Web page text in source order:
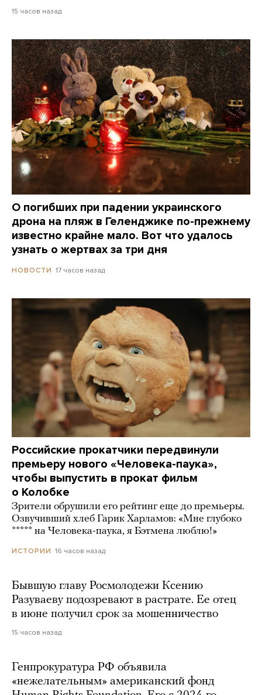
15 часов назад
О погибших при падении украинского
дрона на пляж в Геленджике по-прежнему
известно крайне мало. Вот что удалось
узнать о жертвах за три дня
НОВОСТИ 17 часов назад
Российские прокатчики передвинули
премьеру нового «Человека-паука»,
чтобы выпустить в прокат фильм
о Колобке
Зрители обрушили его рейтинг еще до премьеры.
Озвучивший хлеб Гарик Харламов: «Мне глубоко
***** на Человека-паука, я Бэтмена люблю!»
ИСТОРИИ 16 часов назад
Бывшую главу Росмолодежи Ксению
Разуваеву подозревают в растрате. Ее отец
в июне получил срок за мошенничество
15 часов назад
Генпрокуратура РФ объявила
«нежелательным» американский фонд